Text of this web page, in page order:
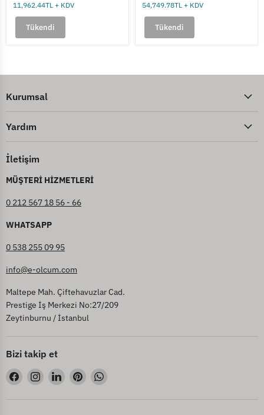
11,962.44TL + KDV
Tükendi
54,749.78TL + KDV
Tükendi
Kurumsal
Yardım
İletişim
MÜŞTERİ HİZMETLERİ
0 212 567 18 56 - 66
WHATSAPP
0 538 255 09 95
info@e-olcum.com
Maltepe Mah. Çiftehavuzlar Cad.
Prestige İş Merkezi No:27/209
Zeytinburnu / İstanbul
Bizi takip et
Bizi
Facebook&#39;de
bul
Bizi
Instagram&#39;de
bul
Bizi
LinkedIn&#39;de
bul
Bizi
Pinterest&#39;de
bul
Bizi
bul